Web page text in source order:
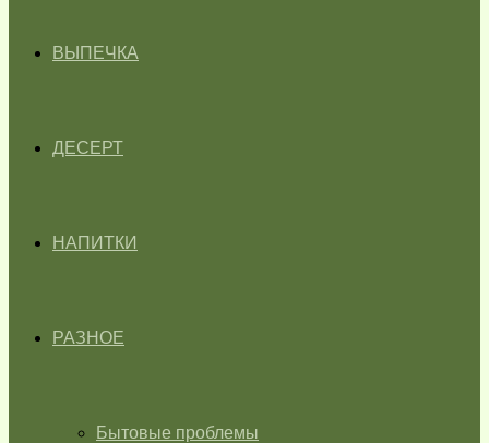
ВЫПЕЧКА
ДЕСЕРТ
НАПИТКИ
РАЗНОЕ
Бытовые проблемы